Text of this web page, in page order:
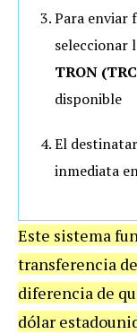
Para enviar
seleccionar
TRON
disponible
El
inmediata
Este sistema
transferencia
diferencia de
dólar